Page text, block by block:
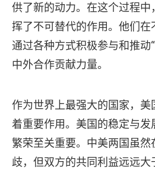
供了新的动力。在这个过程中
挥了不可替代的作用。他们在
通过各种方式积极参与和推动
中外合作贡献力量。
作为世界上最强大的国家，
着重要作用。美国的稳定与发
繁荣至关重要。中美两国虽然
歧，但双方的共同利益远远大